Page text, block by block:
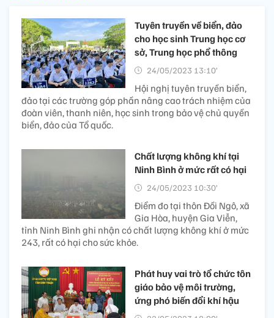
Tuyên truyền về biển, đảo
cho học sinh Trung học cơ
sở, Trung học phổ thông
24/05/2023 13:10’
Hội nghị tuyên truyền biển,
đảo tại các trường góp phần nâng cao trách nhiệm của
đoàn viên, thanh niên, học sinh trong bảo vệ chủ quyền
biển, đảo của Tổ quốc.
Chất lượng không khí tại
Ninh Bình ở mức rất có hại
24/05/2023 10:30’
Điểm đo tại thôn Đồi Ngô, xã
Gia Hòa, huyện Gia Viễn,
tỉnh Ninh Bình ghi nhận có chất lượng không khí ở mức
243, rất có hại cho sức khỏe.
Phát huy vai trò tổ chức tôn
giáo bảo vệ môi trường,
ứng phó biến đổi khí hậu